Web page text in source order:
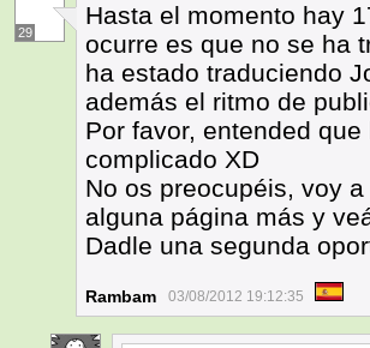
29
Hasta el momento hay
ocurre es que no se ha
ha estado traduciendo
además el ritmo de
Por favor, entended
complicado XD
No os preocupéis, voy
alguna página más y
Dadle una segunda
Rambam 03/08/2012 19:12:35